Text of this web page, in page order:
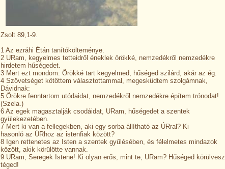
Zsolt 89,1-9.
1 Az ezráhi Étán tanítókölteménye.
2 URam, kegyelmes tetteidről éneklek örökké, nemzedékről nemzedékre
hirdetem hűségedet.
3 Mert ezt mondom: Örökké tart kegyelmed, hűséged szilárd, akár az ég.
4 Szövetséget kötöttem választottammal, megesküdtem szolgámnak,
Dávidnak:
5 Örökre fenntartom utódaidat, nemzedékről nemzedékre építem trónodat!
(Szela.)
6 Az egek magasztalják csodáidat, URam, hűségedet a szentek
gyülekezetében.
7 Mert ki van a fellegekben, aki egy sorba állítható az ÚRral? Ki
hasonló az ÚRhoz az istenfiak között?
8 Igen rettenetes az Isten a szentek gyűlésében, és félelmetes mindazok
között, akik körülötte vannak.
9 URam, Seregek Istene! Ki olyan erős, mint te, URam? Hűséged körülvesz
téged!